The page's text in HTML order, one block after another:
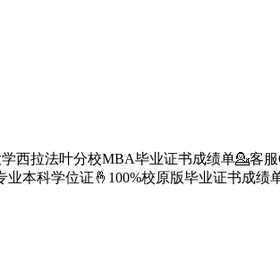
西拉法叶分校MBA毕业证书成绩单💁客
本科学位证🤞100%校原版毕业证书成